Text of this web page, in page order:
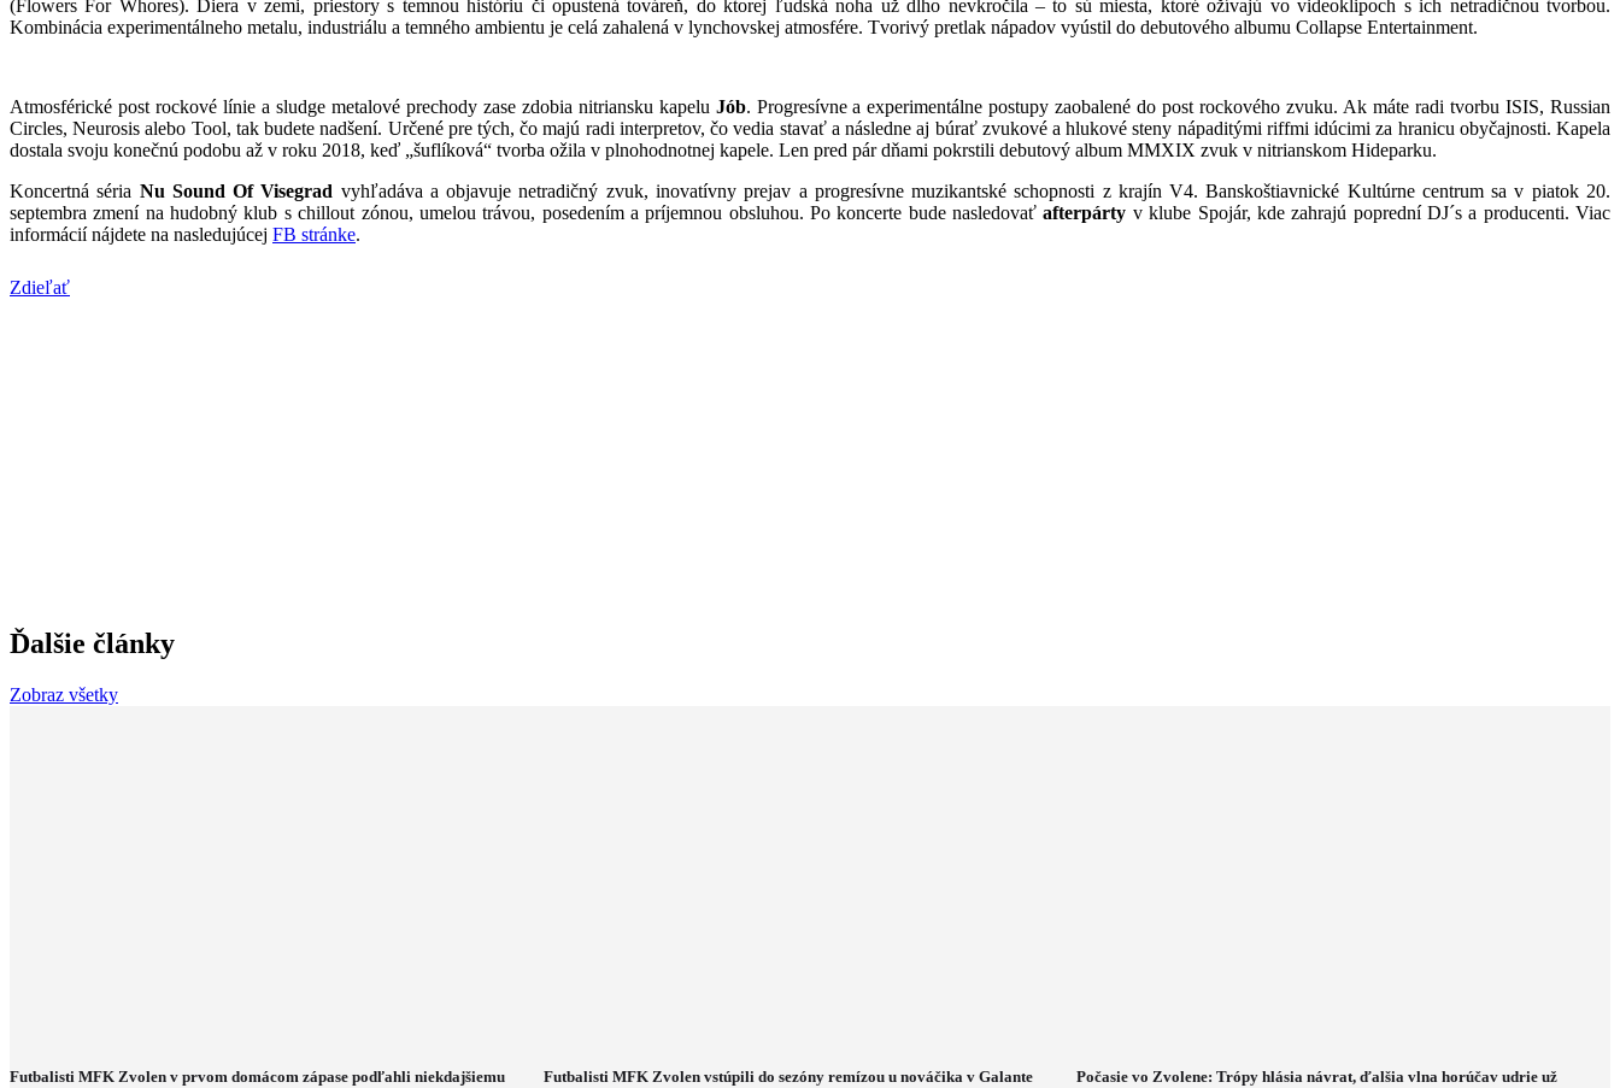
(Flowers For Whores). Diera v zemi, priestory s temnou históriu či opustená továreň, do ktorej ľudská noha už dlho nevkročila – to sú miesta, ktoré ožívajú vo videoklipoch s ich netradičnou tvorbou.
Kombinácia experimentálneho metalu, industriálu a temného ambientu je celá zahalená v lynchovskej atmosfére. Tvorivý pretlak nápadov vyústil do debutového albumu Collapse Entertainment.
Atmosférické post rockové línie a sludge metalové prechody zase zdobia nitriansku kapelu Jób. Progresívne a experimentálne postupy zaobalené do post rockového zvuku. Ak máte radi tvorbu ISIS, Russian
Circles, Neurosis alebo Tool, tak budete nadšení. Určené pre tých, čo majú radi interpretov, čo vedia stavať a následne aj búrať zvukové a hlukové steny nápaditými riffmi idúcimi za hranicu obyčajnosti. Kapela
dostala svoju konečnú podobu až v roku 2018, keď „šuflíková“ tvorba ožila v plnohodnotnej kapele. Len pred pár dňami pokrstili debutový album MMXIX zvuk v nitrianskom Hideparku.
Koncertná séria Nu Sound Of Visegrad vyhľadáva a objavuje netradičný zvuk, inovatívny prejav a progresívne muzikantské schopnosti z krajín V4. Banskoštiavnické Kultúrne centrum sa v piatok 20.
septembra zmení na hudobný klub s chillout zónou, umelou trávou, posedením a príjemnou obsluhou. Po koncerte bude nasledovaťafterpárty v klube Spojár, kde zahrajú poprední DJ´s a producenti. Viac
informácií nájdete na nasledujúcej FB stránke.
Zdieľať
Ďalšie články
Zobraz všetky
Futbalisti MFK Zvolen v prvom domácom zápase podľahli niekdajšiemu
Futbalisti MFK Zvolen vstúpili do sezóny remízou u nováčika v Galante
Počasie vo Zvolene: Trópy hlásia návrat, ďalšia vlna horúčav udrie už